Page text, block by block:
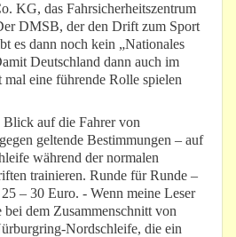
KG, das Fahrsicherheitszentrum
DMSB, der den Drift zum Sport
es dann noch kein „Nationales
Deutschland dann auch im
eine führende Rolle spielen
auf die Fahrer von
geltende Bestimmungen – auf
während der normalen
trainieren. Runde für Runde –
– 30 Euro. - Wenn meine Leser
dem Zusammenschnitt von
Nordschleife, die ein